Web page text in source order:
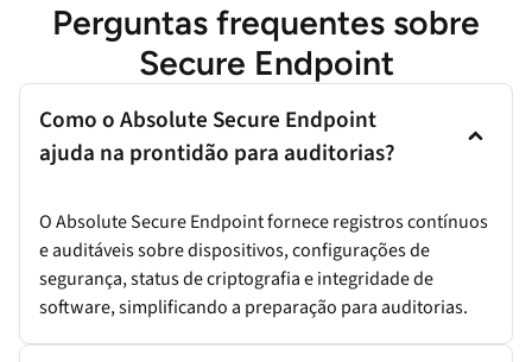
Perguntas frequentes sobre
Secure Endpoint
Como o Absolute Secure Endpoint
ajuda na prontidão para auditorias?
O Absolute Secure Endpoint fornece registros contínuos
e auditáveis sobre dispositivos, configurações de
segurança, status de criptografia e integridade de
software, simplificando a preparação para auditorias.